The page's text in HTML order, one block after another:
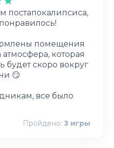
постапокалипсиса,
помещения
которая
будет скоро вокруг
😏
все было
Пройдено: 3 игры